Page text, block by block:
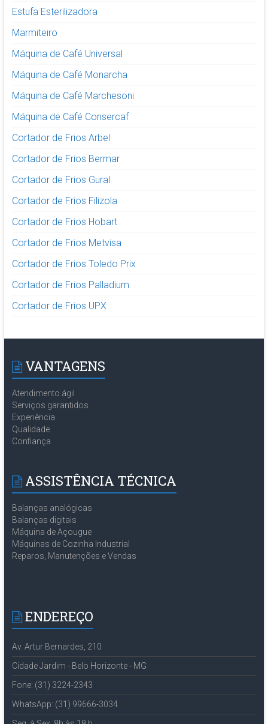
Estufa Esterilizadora
Marmiteiro
Máquina de Café Universal
Máquina de Café Monarcha
Máquina de Café Marchesoni
Máquina de Café Consercaf
Cortador de Frios Arbel
Cortador de Frios Bermar
Cortador de Frios Gural
Cortador de Frios Filizola
Cortador de Frios Hobart
Cortador de Frios Metvisa
Cortador de Frios Toledo Prix
Cortador de Frios Palladium
Cortador de Frios UPX
VANTAGENS
Atendimento ágil
Serviços garantidos
Experiência
Qualidade
Confiança
ASSISTÊNCIA TÉCNICA
Balanças analógicas
Balanças digitais
Máquina de Açougue
Máquinas de Cozinha Industrial
Reparos, Manutenções e Vendas
ENDEREÇO
Av. Artur Bernardes, 210
Cidade Jardim - Belo Horizonte - MG
Fone: (31) 3224-2343
WhatsApp: (31) 99666-3034